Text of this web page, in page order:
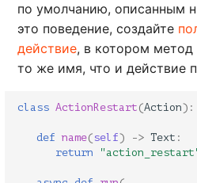
по умолчанию, описанным
это поведение, создайте
действие, в котором метод
то же имя, что и действие
class ActionRestart (Action):
def name( self) -> Text :
return